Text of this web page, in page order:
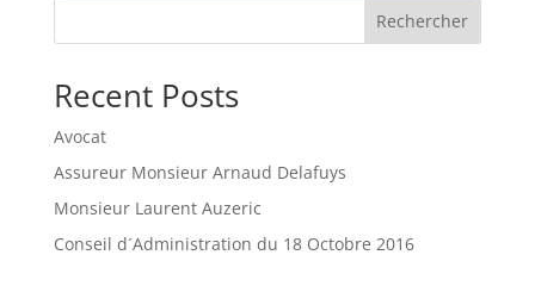
Rechercher
Recent Posts
Avocat
Assureur Monsieur Arnaud Delafuys
Monsieur Laurent Auzeric
Conseil d´Administration du 18 Octobre 2016